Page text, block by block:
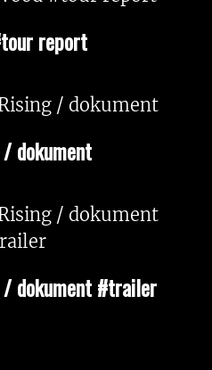
report
dokument
/ dokument #trailer